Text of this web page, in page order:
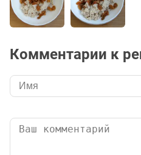
Комментарии к